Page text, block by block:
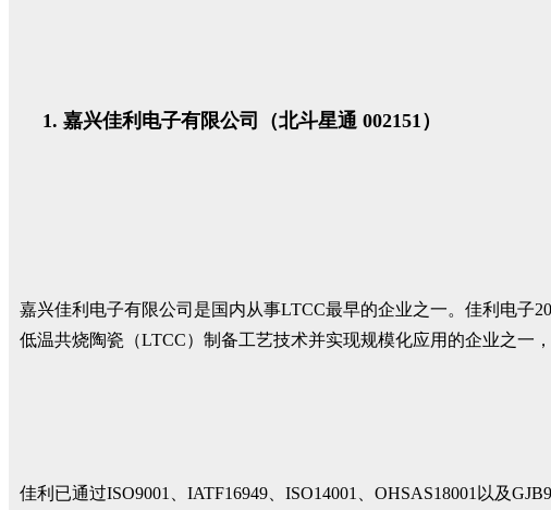
嘉兴佳利电子有限公司（北斗星通 002151）
嘉兴佳利电子有限公司是国内从事LTCC最早的企业之一。佳利电子
低温共烧陶瓷（LTCC）制备工艺技术并实现规模化应用的企业之一
佳利已通过ISO9001、IATF16949、ISO14001、OHSAS18001以及